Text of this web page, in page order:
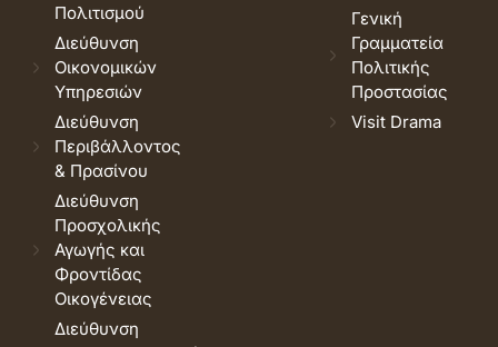
Πολιτισμού
Διεύθυνση
Οικονομικών
Υπηρεσιών
Διεύθυνση
Περιβάλλοντος
& Πρασίνου
Διεύθυνση
Προσχολικής
Αγωγής και
Φροντίδας
Οικογένειας
Διεύθυνση
Γενική
Γραμματεία
Πολιτικής
Προστασίας
Visit Drama